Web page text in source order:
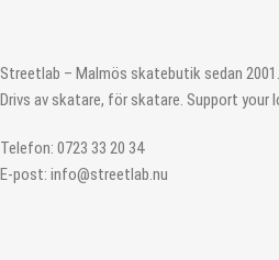
Streetlab – Malmös skatebutik sedan 2001.
Drivs av skatare, för skatare. Support your
Telefon: 0723 33 20 34
E-post: info@streetlab.nu